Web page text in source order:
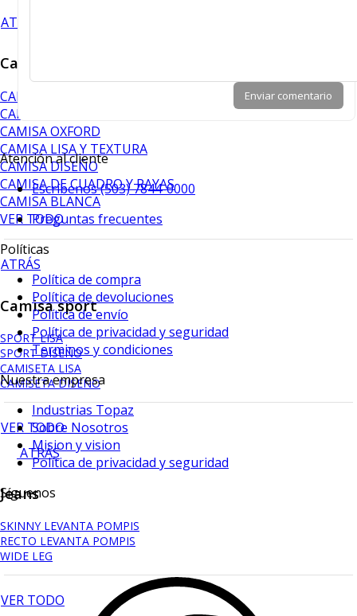
ATRÁS
Camisas
CAMISA PREMIUM BAMBÚ
CAMISA PERFORMANCE
CAMISA OXFORD
CAMISA LISA Y TEXTURA
CAMISA DISEÑO
CAMISA DE CUADRO Y RAYAS
CAMISA BLANCA
VER TODO
ATRÁS
Camisa sport
SPORT LISA
SPORT DISEÑO
CAMISETA LISA
CAMISETA DISEÑO
VER TODO
ATRÁS
Jeans
SKINNY LEVANTA POMPIS
RECTO LEVANTA POMPIS
WIDE LEG
VER TODO
Enviar comentario
Atención al cliente
Escríbenos (503) 7844-0000
Preguntas frecuentes
Políticas
Política de compra
Política de devoluciones
Política de envío
Política de privacidad y seguridad
Terminos y condiciones
Nuestra empresa
Industrias Topaz
Sobre Nosotros
Mision y vision
Política de privacidad y seguridad
Síguenos